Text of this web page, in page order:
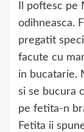
Il poftesc pe
odihneasca.
pregatit
facute cu
in bucatarie.
si se bucura
pe fetita-n
Fetita ii